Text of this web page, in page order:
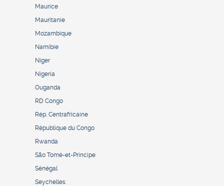
Maurice
Mauritanie
Mozambique
Namibie
Niger
Nigeria
Ouganda
RD Congo
Rép. Centrafricaine
République du Congo
Rwanda
São Tomé-et-Principe
Sénégal
Seychelles